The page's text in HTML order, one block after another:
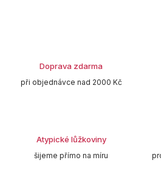
Doprava zdarma
při objednávce nad 2000 Kč
Atypické lůžkoviny
šijeme přímo na míru